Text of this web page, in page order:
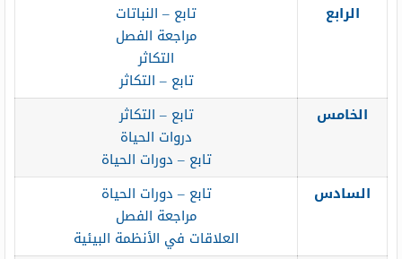
الرابع
تابع – النباتات
مراجعة الفصل
التكاثر
تابع – التكاثر
الخامس
تابع – التكاثر
دروات الحياة
تابع – دورات الحياة
السادس
تابع – دورات الحياة
مراجعة الفصل
العلاقات في الأنظمة البيئية